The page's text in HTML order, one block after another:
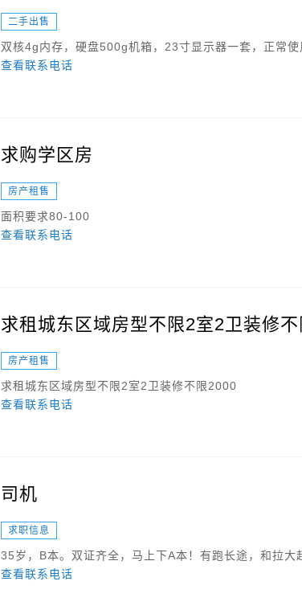
二手出售
双核4g内存，硬盘500g机箱，23寸显示器一套，正常使
查看联系电话
求购学区房
房产租售
面积要求80-100
查看联系电话
求租城东区域房型不限2室2卫装修
房产租售
求租城东区域房型不限2室2卫装修不限2000
查看联系电话
司机
求职信息
35岁，B本。双证齐全，马上下A本！有跑长途，和拉大
查看联系电话